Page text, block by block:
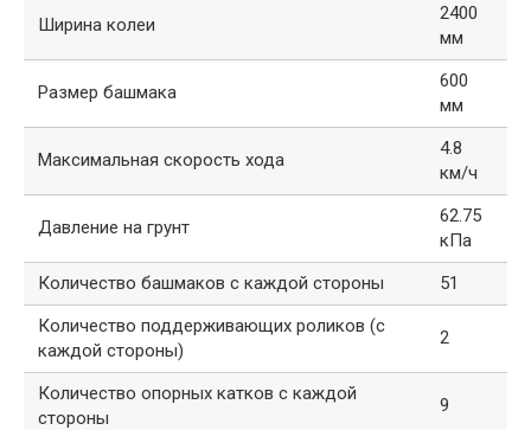
Ширина колеи
2400
мм
Размер башмака
600
мм
Максимальная скорость хода
4.8
км/ч
Давление на грунт
62.75
кПа
Количество башмаков с каждой стороны
51
Количество поддерживающих роликов (с
каждой стороны)
2
Количество опорных катков с каждой
стороны
9